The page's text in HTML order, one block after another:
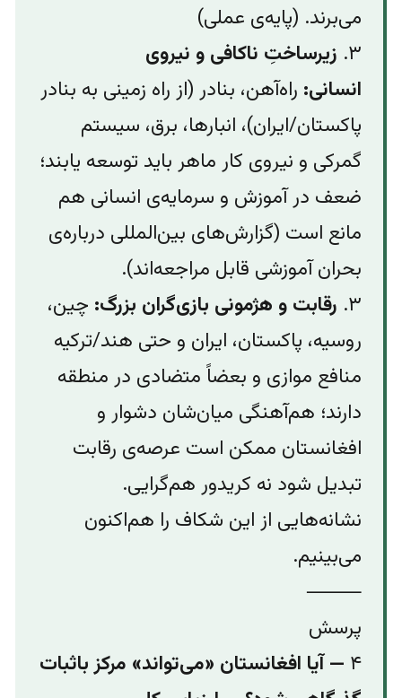
می‌برند. (پایه‌ی عملی)
۳. زیرساختِ ناکافی و نیروی
انسانی: راه‌آهن، بنادر (از راه زمینی به بنادر
پاکستان/ایران)، انبارها، برق، سیستم
گمرکی و نیروی کار ماهر باید توسعه یابند؛
ضعف در آموزش و سرمایه‌ی انسانی هم
مانع است (گزارش‌های بین‌المللی درباره‌‌ی
بحران آموزشی قابل مراجعه‌اند).
۳. رقابت و هژمونی بازی‌گران بزرگ: چین،
روسیه، پاکستان، ایران و حتی هند/ترکیه
منافع موازی و بعضاً متضادی در منطقه
دارند؛ هم‌آهنگی میان‌شان دشوار و
افغانستان ممکن است عرصه‌ی رقابت
تبدیل شود نه کریدور هم‌گرایی.
نشانه‌هایی از این شکاف را هم‌اکنون
می‌بینیم.
⸻
پرسش
۴ — آیا افغانستان «می‌تواند» مرکز باثبات